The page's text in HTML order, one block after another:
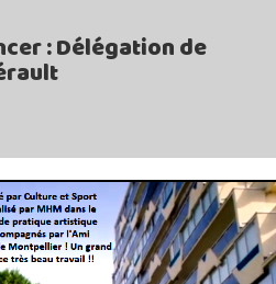
: Délégation de